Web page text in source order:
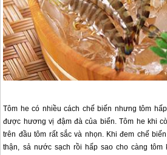
Tôm he có nhiều cách chế biến nhưng tôm
được hương vị đậm đà của biển. Tôm he khi
trên đầu tôm rất sắc và nhọn. Khi đem chế
thận, sả nước sạch rồi hấp sao cho càng tôm